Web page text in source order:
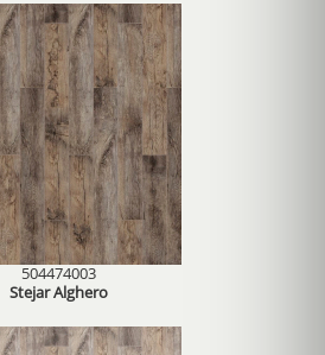
504474003
Stejar Alghero